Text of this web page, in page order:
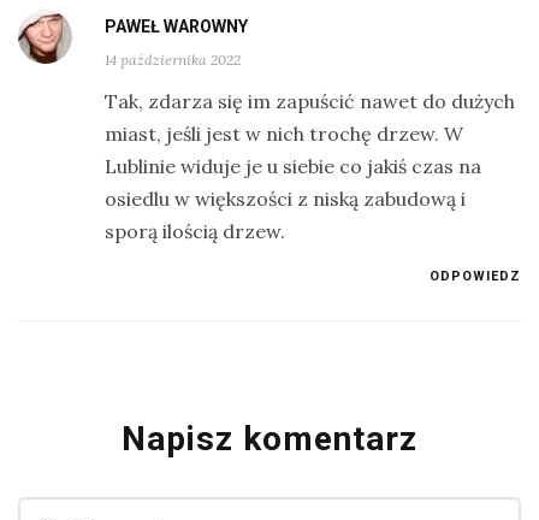
PAWEŁ WAROWNY
14 października 2022
Tak, zdarza się im zapuścić nawet do dużych
miast, jeśli jest w nich trochę drzew. W
Lublinie widuje je u siebie co jakiś czas na
osiedlu w większości z niską zabudową i
sporą ilością drzew.
ODPOWIEDZ
Napisz komentarz